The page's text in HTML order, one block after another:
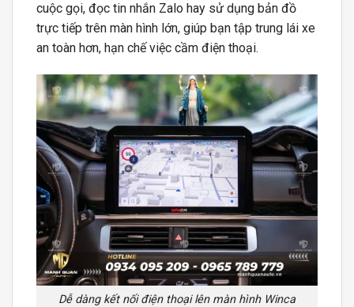
cuộc gọi, đọc tin nhắn Zalo hay sử dụng bản đồ
trực tiếp trên màn hình lớn, giúp bạn tập trung lái xe
an toàn hơn, hạn chế việc cầm điện thoại.
Dễ dàng kết nối điện thoại lên màn hình Winca